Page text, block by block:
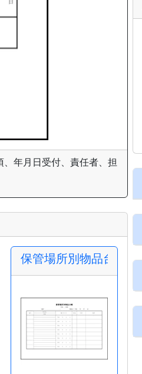
年月日受付、責任者、担
保管場所別物品台帳